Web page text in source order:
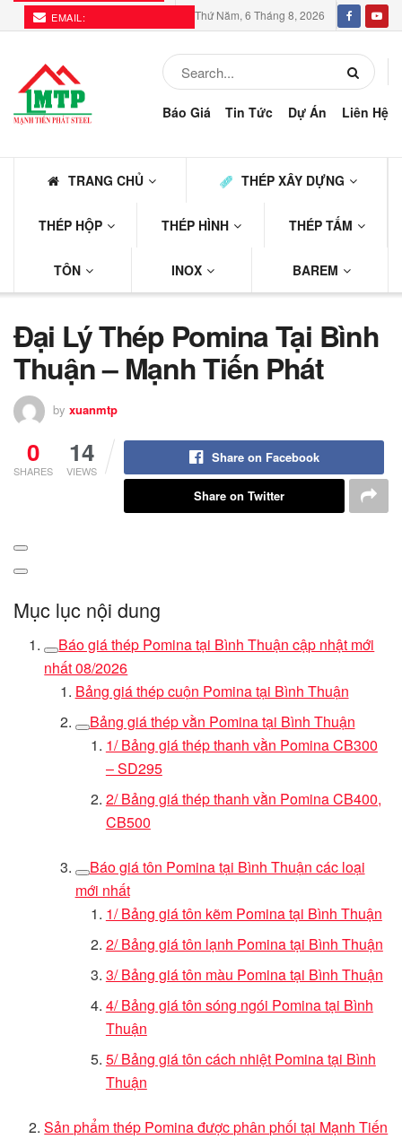
EMAIL:
Thứ Năm, 6 Tháng 8, 2026
Báo Giá Tin Tức Dự Án Liên Hệ
TRANG CHỦ THÉP XÂY DỰNG
THÉP HỘP THÉP HÌNH THÉP TẤM
TÔN INOX BAREM
Đại Lý Thép Pomina Tại Bình
Thuận – Mạnh Tiến Phát
by xuanmtp
0
SHARES
14
VIEWS
Share on Facebook
Share on Twitter
Mục lục nội dung
Báo giá thép Pomina tại Bình Thuận cập nhật mới
nhất 08/2026
Bảng giá thép cuộn Pomina tại Bình Thuận
Bảng giá thép vằn Pomina tại Bình Thuận
1/ Bảng giá thép thanh vằn Pomina CB300
– SD295
2/ Bảng giá thép thanh vằn Pomina CB400,
CB500
Báo giá tôn Pomina tại Bình Thuận các loại
mới nhất
1/ Bảng giá tôn kẽm Pomina tại Bình Thuận
2/ Bảng giá tôn lạnh Pomina tại Bình Thuận
3/ Bảng giá tôn màu Pomina tại Bình Thuận
4/ Bảng giá tôn sóng ngói Pomina tại Bình
Thuận
5/ Bảng giá tôn cách nhiệt Pomina tại Bình
Thuận
Sản phẩm thép Pomina được phân phối tại Mạnh Tiến